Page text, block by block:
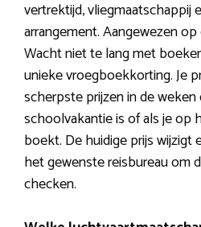
vertrektijd, vliegmaatschappij
arrangement. Aangewezen
Wacht niet te lang met
unieke vroegboekkorting. Je
scherpste prijzen in de weken
schoolvakantie is of als je op
boekt. De huidige prijs wijzigt
het gewenste reisbureau om
checken.